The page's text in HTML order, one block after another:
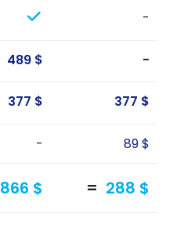
-
489 $ -
377 $ 377 $
- 89 $
866 $ 288 $